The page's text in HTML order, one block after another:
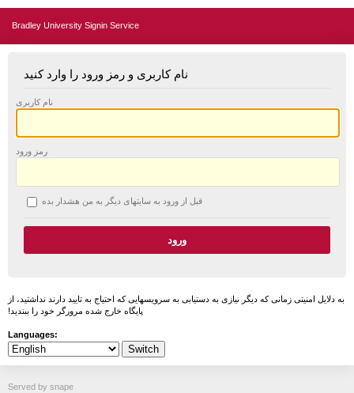
Bradley University Signin Service
نام کاربری و رمز ورود را وارد کنید
نام کاربری
رمز ورود
قبل از ورود به سایتهای دیگر به من هشدار بده
به دلایل امنیتی زمانی که دیگر نیازی به دستیابی به سرویسهایی که احتیاج به تایید دارند نداشتید، از
پایگاه خارج شده مرورگر خود را ببندید!
Languages:
Served by snape